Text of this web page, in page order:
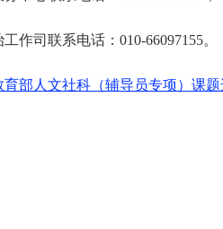
作司联系电话：010-66097155。
育部人文社科（辅导员专项）课